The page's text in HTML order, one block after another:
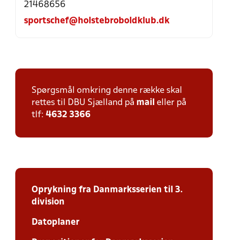
21468656
sportschef@holstebroboldklub.dk
Spørgsmål omkring denne række skal
rettes til DBU Sjælland på mail eller på
tlf: 4632 3366
Oprykning fra Danmarksserien til 3.
division
Datoplaner